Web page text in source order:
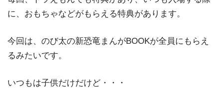
に、おもちゃなどがもらえる特典があります。
今回は、のび太の新恐竜まんがBOOKが全員にもらえ
るみたいです。
いつもは子供だけだけど・・・